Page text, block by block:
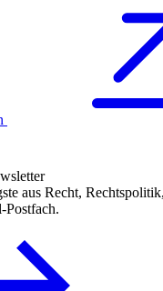
aus Recht,
Postfach.